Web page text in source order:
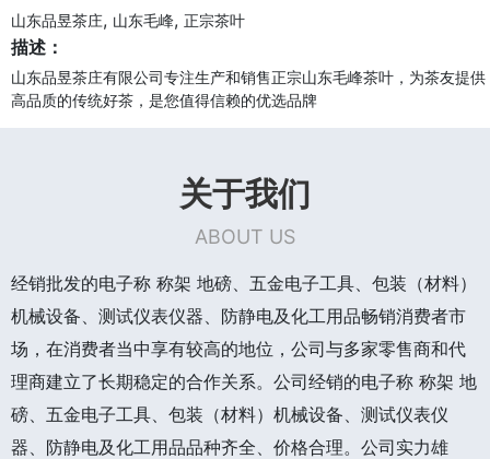
山东品昱茶庄, 山东毛峰, 正宗茶叶
描述：
山东品昱茶庄有限公司专注生产和销售正宗山东毛峰茶叶，为茶友提供
高品质的传统好茶，是您值得信赖的优选品牌
关于我们
ABOUT US
经销批发的电子称 称架 地磅、五金电子工具、包装（材料）
机械设备、测试仪表仪器、防静电及化工用品畅销消费者市
场，在消费者当中享有较高的地位，公司与多家零售商和代
理商建立了长期稳定的合作关系。公司经销的电子称 称架 地
磅、五金电子工具、包装（材料）机械设备、测试仪表仪
器、防静电及化工用品品种齐全、价格合理。公司实力雄